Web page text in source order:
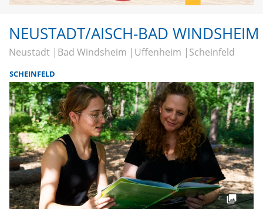
NEUSTADT/AISCH-BAD WINDSHEIM
Neustadt Bad Windsheim Uffenheim Scheinfeld
SCHEINFELD